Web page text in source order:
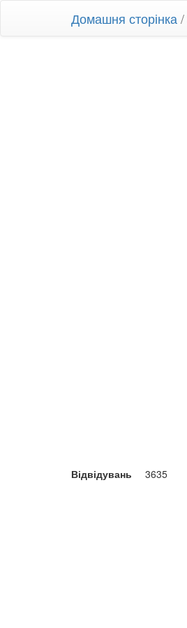
Домашня сторінка /
Відвідувань 3635